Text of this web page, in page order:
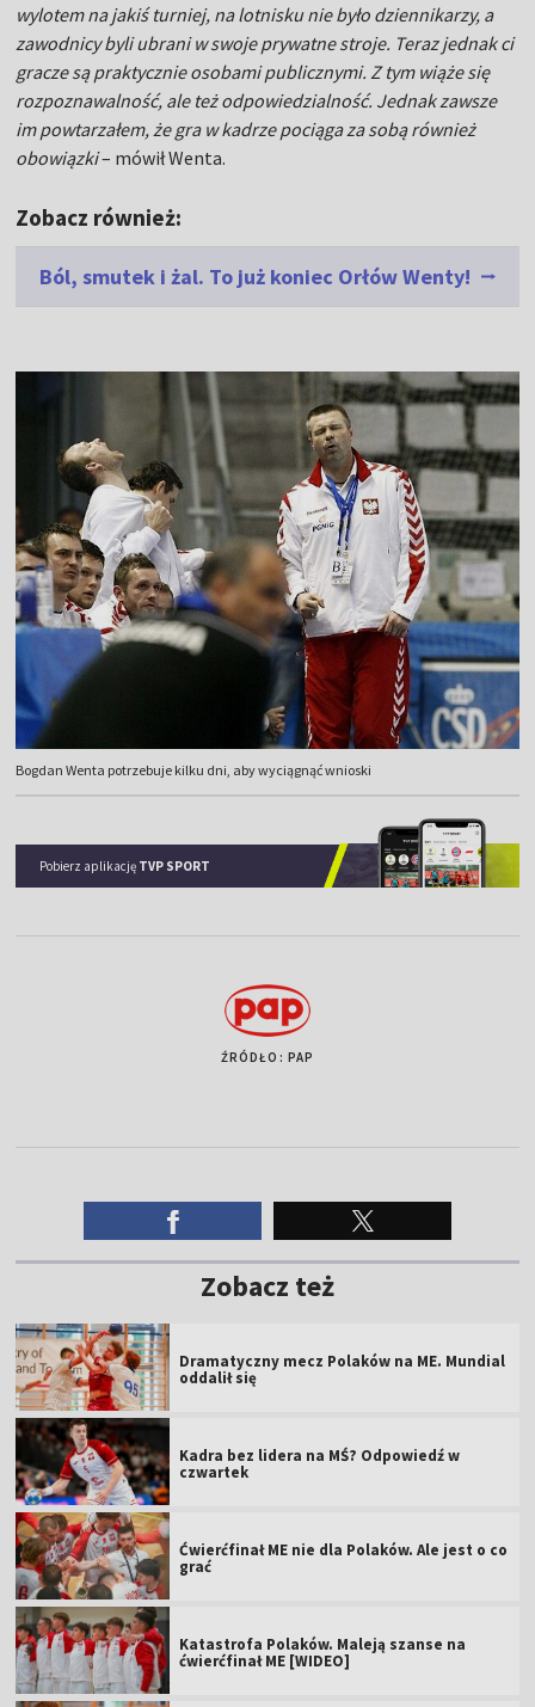
wylotem na jakiś turniej, na lotnisku nie było dziennikarzy, a
zawodnicy byli ubrani w swoje prywatne stroje. Teraz jednak ci
gracze są praktycznie osobami publicznymi. Z tym wiąże się
rozpoznawalność, ale też odpowiedzialność. Jednak zawsze
im powtarzałem, że gra w kadrze pociąga za sobą również
obowiązki– mówił Wenta.
Zobacz również:
Ból, smutek i żal. To już koniec Orłów Wenty!
Bogdan Wenta potrzebuje kilku dni, aby wyciągnąć wnioski
Pobierz aplikację TVP SPORT
ŹRÓDŁO: PAP
Zobacz też
Dramatyczny mecz Polaków na ME. Mundial
oddalił się
Kadra bez lidera na MŚ? Odpowiedź w
czwartek
Ćwierćfinał ME nie dla Polaków. Ale jest o co
grać
Katastrofa Polaków. Maleją szanse na
ćwierćfinał ME [WIDEO]